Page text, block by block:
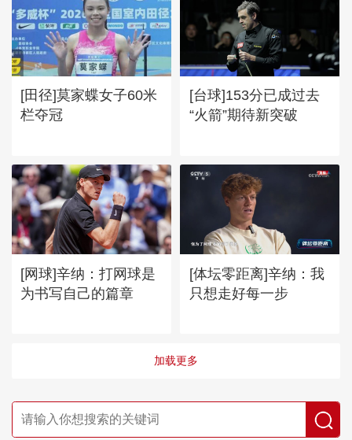
[田径]莫家蝶女子60米
栏夺冠
[台球]153分已成过去
“火箭”期待新突破
[网球]辛纳：打网球是
为书写自己的篇章
[体坛零距离]辛纳：我
只想走好每一步
加载更多